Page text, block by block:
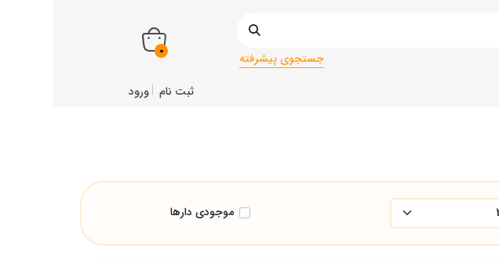
جستجوی پیشرفته 0
ثبت نام ورود
موجودی دارها